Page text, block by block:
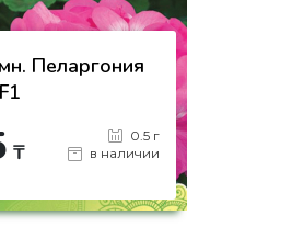
Пеларгония
₸
0.5 г
в наличии